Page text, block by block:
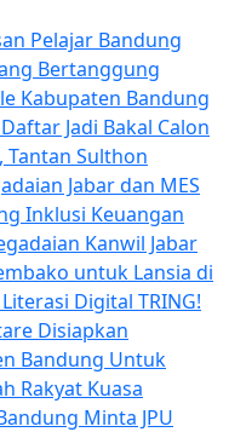
Pelajar Bandung
Bertanggung
Kabupaten Bandung
Daftar Jadi Bakal Calon
Tantan Sulthon
Jabar dan MES
Inklusi Keuangan
Kanwil Jabar
untuk Lansia di
Digital TRING!
Disiapkan
Bandung Untuk
Rakyat Kuasa
Minta JPU